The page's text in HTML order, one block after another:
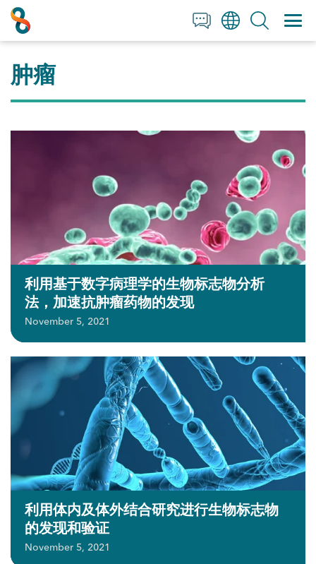
English
+1 858 622 2900
肿瘤
利用基于数字病理学的生物标志物分析
法，加速抗肿瘤药物的发现
November 5, 2021
利用体内及体外结合研究进行生物标志物
的发现和验证
November 5, 2021